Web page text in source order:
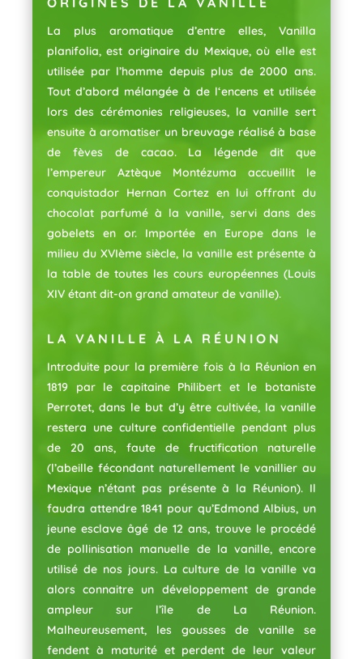
La plus aromatique d’entre elles, Vanilla
planifolia, est originaire du Mexique, où elle est
utilisée par l’homme depuis plus de 2000 ans.
Tout d’abord mélangée à de l‘encens et utilisée
lors des cérémonies religieuses, la vanille sert
ensuite à aromatiser un breuvage réalisé à base
de fèves de cacao. La légende dit que
l’empereur Aztèque Montézuma accueillit le
conquistador Hernan Cortez en lui offrant du
chocolat parfumé à la vanille, servi dans des
gobelets en or. Importée en Europe dans le
milieu du XVIème siècle, la vanille est présente à
la table de toutes les cours européennes (Louis
XIV étant dit-on grand amateur de vanille).
LA VANILLE À LA RÉUNION
Introduite pour la première fois à la Réunion en
1819 par le capitaine Philibert et le botaniste
Perrotet, dans le but d’y être cultivée, la vanille
restera une culture confidentielle pendant plus
de 20 ans, faute de fructification naturelle
(l’abeille fécondant naturellement le vanillier au
Mexique n’étant pas présente à la Réunion). Il
faudra attendre 1841 pour qu’Edmond Albius, un
jeune esclave âgé de 12 ans, trouve le procédé
de pollinisation manuelle de la vanille, encore
utilisé de nos jours. La culture de la vanille va
alors connaitre un développement de grande
ampleur sur l’île de La Réunion.
Malheureusement, les gousses de vanille se
fendent à maturité et perdent de leur valeur